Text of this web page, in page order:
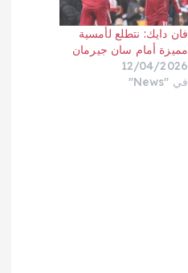
فان دايك: نتطلع لأمسية
مميزة أمام سان جيرمان
12/04/2026
في "News"